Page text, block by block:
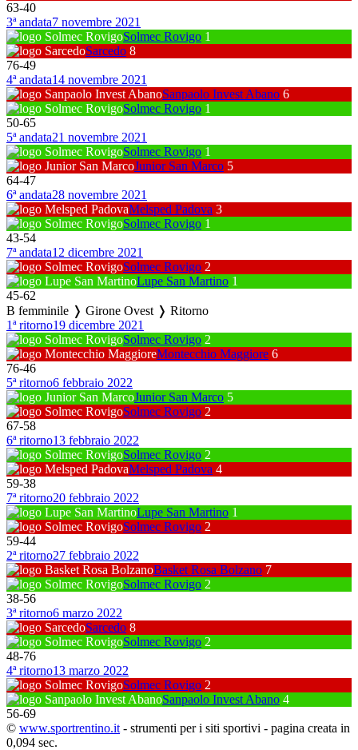
63-40
3ª andata7 novembre 2021
Solmec Rovigo 1
Sarcedo 8
76-49
4ª andata14 novembre 2021
Sanpaolo Invest Abano 6
Solmec Rovigo 1
50-65
5ª andata21 novembre 2021
Solmec Rovigo 1
Junior San Marco 5
64-47
6ª andata28 novembre 2021
Melsped Padova 3
Solmec Rovigo 1
43-54
7ª andata12 dicembre 2021
Solmec Rovigo 2
Lupe San Martino 1
45-62
B femminile ❭ Girone Ovest ❭ Ritorno
1ª ritorno19 dicembre 2021
Solmec Rovigo 2
Montecchio Maggiore 6
76-46
5ª ritorno6 febbraio 2022
Junior San Marco 5
Solmec Rovigo 2
67-58
6ª ritorno13 febbraio 2022
Solmec Rovigo 2
Melsped Padova 4
59-38
7ª ritorno20 febbraio 2022
Lupe San Martino 1
Solmec Rovigo 2
59-44
2ª ritorno27 febbraio 2022
Basket Rosa Bolzano 7
Solmec Rovigo 2
38-56
3ª ritorno6 marzo 2022
Sarcedo 8
Solmec Rovigo 2
48-76
4ª ritorno13 marzo 2022
Solmec Rovigo 2
Sanpaolo Invest Abano 4
56-69
© www.sportrentino.it - strumenti per i siti sportivi - pagina creata in
0,094 sec.